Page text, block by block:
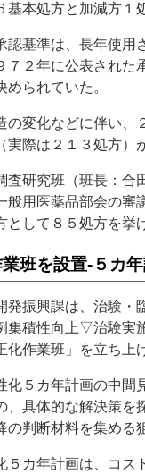
基本処方と加減方１
基準は、長年使用
７２年に公表され
られていた。
変化などに伴い、
実際は２１３処方）
研究班（班長：合
般用医薬品部会の審
して８５処方を挙
班を設置‐５カ
発振興課は、治験
集積性向上▽治験実
化作業班」を立ち上
５カ年計画の中間
、具体的な解決策を
の判断材料を集める
カ年計画は、コス